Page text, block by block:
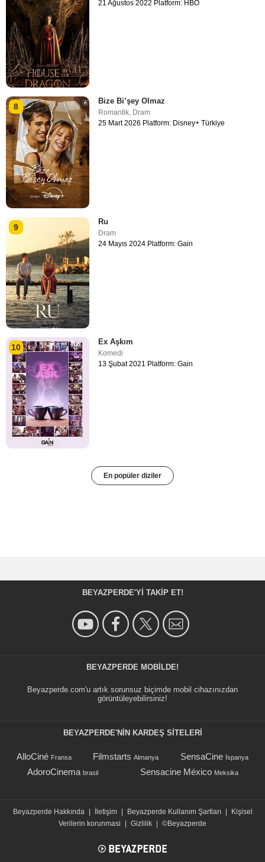
21 Ağustos 2022 Platform: HBO
8
Bize Bi’şey Olmaz
Romantik, Dram
25 Mart 2026 Platform: Disney+ Türkiye
9
Ru
Dram
24 Mayıs 2024 Platform: Gain
10
Ex Aşkım
Komedi
13 Şubat 2021 Platform: Gain
En popüler diziler
BEYAZPERDE'YI TAKIP ET!
BEYAZPERDE MOBILDE!
Beyazperde.com'u artık sorunsuz biçimde mobil cihazınızdan
görüntüleyebilirsiniz!
BEYAZPERDE'NIN KARDEŞ SİTELERİ
AlloCiné Fransa Filmstarts Almanya SensaCine İspanya
AdoroCinema brasil Sensacine México Meksika
Beyazperde Hakkında İletişim Beyazperde Kullanım Şartları
Kişisel
Verilerin korunmasi
Gizlilik ©Beyazperde